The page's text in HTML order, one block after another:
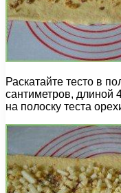
Раскатайте тесто в
сантиметров,
на полоску теста